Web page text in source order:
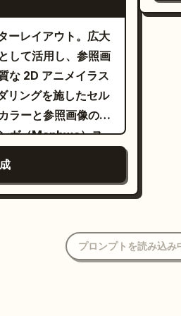
ィング、半透明のホ
美学、クリーンなサ
光る筆記体のタイト
イポグラフィ。全体
らを追加。上部／右
クリスタルの破片を
ントとして小さな
事項：キ
持し、暗く重い色は
日本のアイドルシン
ン、ツアー開催地、
し、余分なキャラク
高端肖像摄影风格、
，以及艺术杂志封面
衬线标题文字
较小的中文副标题
花卉图标。在右上角
写真作品集”，下方
后是竖排中文词
以小花图标和细竖
极简通透。肖像比例
ーレイアウト。広大
して活用し、参照画
な 2D アニメイラス
リングを施したセル
ラーと参照画像の色
ガ（Manhwa）ス
を削除したい場合
block or
ネ
級
野
な
商
の
プロンプトを読み込み